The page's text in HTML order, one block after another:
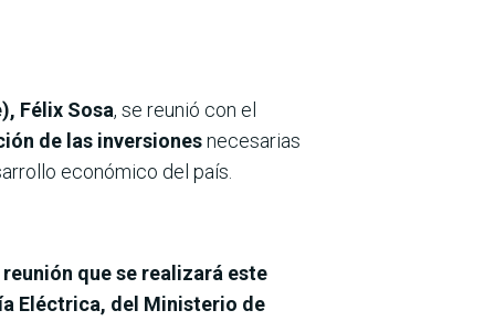
Félix Sosa, se reunió con el
de las inversionesnecesarias
económico del país.
reunión que se realizará este
Eléctrica, del Ministerio de